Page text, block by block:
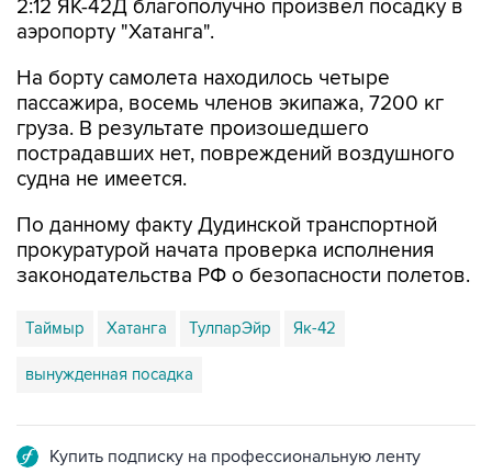
На борту самолета находилось четыре
груза. В результате произошедшего
пострадавших нет, повреждений воздушного
судна не имеется.
По данному факту Дудинской транспортной
законодательства РФ о безопасности полетов.
Таймыр Хатанга ТулпарЭйр Як-42
вынужденная посадка
Подписаться на рассылку главных новостей сайта